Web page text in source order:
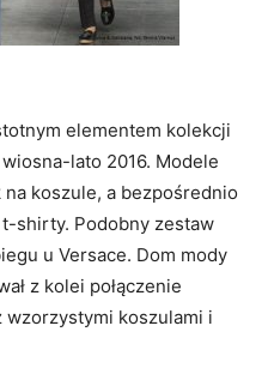
elementem kolekcji
lato 2016. Modele
koszule, a bezpośrednio
t-shirty. Podobny zestaw
u Versace. Dom mody
z kolei połączenie
wzorzystymi koszulami i